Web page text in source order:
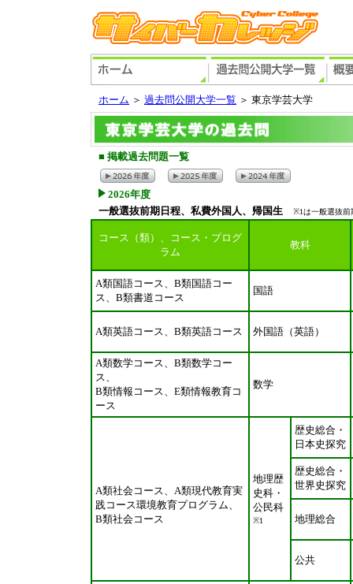
ホーム ＞ 過去問公開大学一覧 ＞ 東京学芸大学
■ 掲載過去問題一覧
2026年度
一般選抜前期日程、私費外国人、帰国生
※1は一般選抜前
コース（類）、コース・プログ
ラム
教科
A類国語コース、B類国語コー
ス、B類書道コース
国語
A類英語コース、B類英語コース 外国語（英語）
A類数学コース、B類数学コー
ス、
B類情報コース、E類情報教育コ
ース
数学
A類社会コース、A類現代教育実
践コース環境教育プログラム、
B類社会コース
地理歴
史科・
公民科
※1
歴史総合・
日本史探究
歴史総合・
世界史探究
地理総合
公共